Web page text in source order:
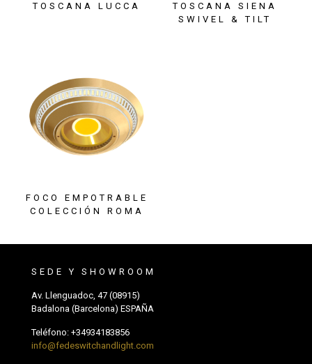
TOSCANA LUCCA
TOSCANA SIENA
SWIVEL & TILT
FOCO EMPOTRABLE
COLECCIÓN ROMA
SEDE Y SHOWROOM
Av. Llenguadoc, 47 (08915)
Badalona (Barcelona) ESPAÑA
Teléfono: +34934183856
info@fedeswitchandlight.com